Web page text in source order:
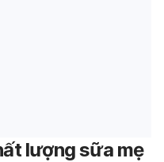
lượng sữa mẹ